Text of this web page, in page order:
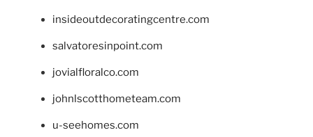
insideoutdecoratingcentre.com
salvatoresinpoint.com
jovialfloralco.com
johnlscotthometeam.com
u-seehomes.com